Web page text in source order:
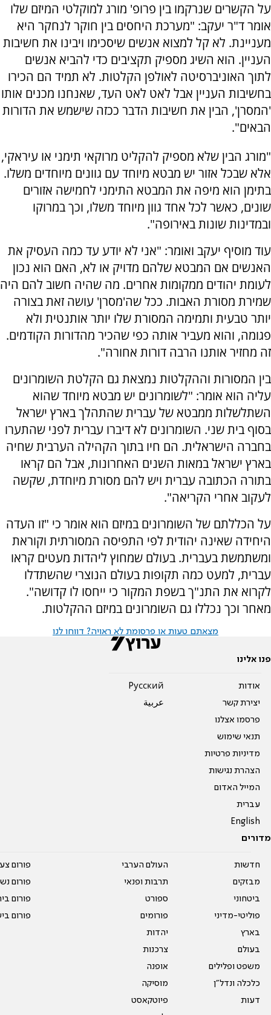
על הקשרים שנרקמו בין פרופ' מורג למוקלטי המיזם שלו
אומר ד"ר יעקב: "מערכת היחסים בין חוקר לנחקר היא
מעניינת. לא קל למצוא אנשים שיסכימו ויבינו את חשיבות
העניין. הוא השיג מספיק תקציבים כדי להביא אנשים
לתוך האוניברסיטה לאולפן הקלטות. לא תמיד הם הכירו
בחשיבות העניין אבל לאט לאט העד, שאנחנו מכנים אותו
'המסרן', הבין את חשיבות הדבר ככזה שישמש את הדורות
הבאים".
"מורג הבין שלא מספיק להקליט מרוקאי תימני או עיראקי,
אלא שבכל אזור יש מבטא מיוחד עם גוונים מיוחדים משלו.
בתימן הוא מיפה את המבטא התימני לחמישה אזורים
שונים, כאשר לכל אחד גוון מיוחד משלו, וכך במרוקו
ובמדינות שונות באירופה".
עוד מוסיף יעקב ואומר: "אני לא יודע עד כמה העסיק את
האנשים אם המבטא שלהם מדויק או לא, האם הוא נכון
לעומת יהודים ממקומות אחרים. מה שהיה חשוב להם היה
שמירת מסורת האבות. ככל שה'מסרן' עושה זאת בצורה
יותר טבעית ותמימה המסורת שלו יותר אותנטית ולא
פגומה, והוא מעביר אותה כפי שהכיר מהדורות הקודמים.
זה מחזיר אותנו הרבה דורות אחורה".
בין המסורות וההקלטות נמצאת גם הקלטת השומרונים
עליה הוא אומר: "לשומרונים יש מבטא מיוחד שהוא
השתלשלות ממבטא של עברית שהתהלך בארץ ישראל
בסוף בית שני. השומרונים לא דיברו עברית לפני שהתערו
בחברה הישראלית. הם חיו בתוך הקהילה הערבית שחיה
בארץ ישראל במאות השנים האחרונות, אבל הם קראו
בתורה הכתובה עברית ויש להם מסורת מיוחדת, שקשה
לעקוב אחרי הקריאה".
על הכללתם של השומרונים במיזם הוא אומר כי "זו העדה
היחידה שאינה יהודית לפי התפיסה המסורתית וקוראת
ומשתמשת בעברית. בעולם שמחוץ ליהדות מעטים קראו
עברית, למעט כמה תקופות בעולם הנוצרי שהשתדלו
לקרוא את התנ"ך בשפת המקור כי ייחסו לו קדושה".
מאחר וכך נכללו גם השומרונים במיזם ההקלטות.
מצאתם טעות או פרסומת לא ראויה? דווחו לנו
פנו אלינו
אודות
יצירת קשר
פרסמו אצלנו
תנאי שימוש
מדיניות פרטיות
הצהרת נגישות
המייל האדום
עברית
English
Pусский
عربية
מדורים
חדשות
מבזקים
ביטחוני
פוליטי-מדיני
בארץ
בעולם
משפט ופלילים
כלכלה ונדל"ן
דעות
העולם הערבי
תרבות ופנאי
ספורט
פורומים
יהדות
צרכנות
אופנה
מוסיקה
פיוטקאסט
פורום
פורום
פורום
פורום